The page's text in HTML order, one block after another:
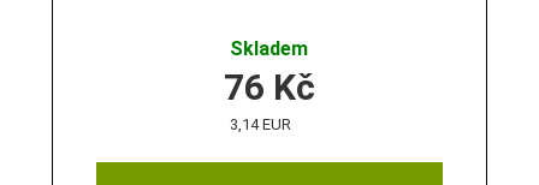
Skladem
76 Kč
3,14 EUR